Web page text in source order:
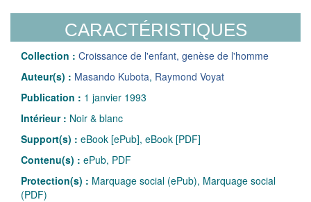
CARACTÉRISTIQUES
Collection : Croissance de l'enfant, genèse de l'homme
Auteur(s) : Masando Kubota, Raymond Voyat
Publication : 1 janvier 1993
Intérieur : Noir & blanc
Support(s) : eBook [ePub], eBook [PDF]
Contenu(s) : ePub, PDF
Protection(s) : Marquage social (ePub), Marquage social
(PDF)